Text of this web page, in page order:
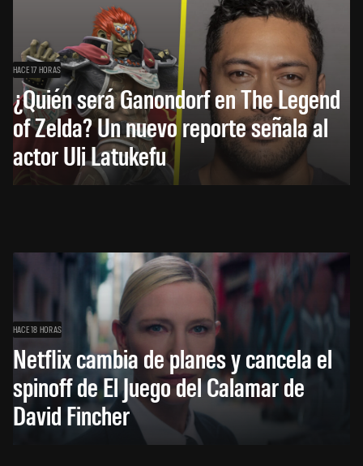
HACE 17 HORAS
¿Quién será Ganondorf en The Legend
of Zelda? Un nuevo reporte señala al
actor Uli Latukefu
HACE 18 HORAS
Netflix cambia de planes y cancela el
spinoff de El Juego del Calamar de
David Fincher